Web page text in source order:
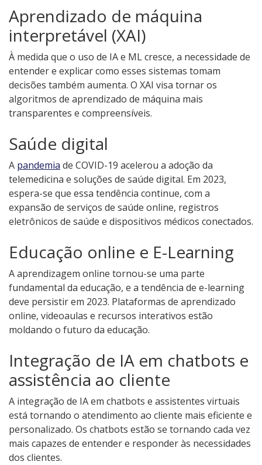
Aprendizado de máquina
interpretável (XAI)
À medida que o uso de IA e ML cresce, a necessidade de
entender e explicar como esses sistemas tomam
decisões também aumenta. O XAI visa tornar os
algoritmos de aprendizado de máquina mais
transparentes e compreensíveis.
Saúde digital
A pandemia de COVID-19 acelerou a adoção da
telemedicina e soluções de saúde digital. Em 2023,
espera-se que essa tendência continue, com a
expansão de serviços de saúde online, registros
eletrônicos de saúde e dispositivos médicos conectados.
Educação online e E-Learning
A aprendizagem online tornou-se uma parte
fundamental da educação, e a tendência de e-learning
deve persistir em 2023. Plataformas de aprendizado
online, videoaulas e recursos interativos estão
moldando o futuro da educação.
Integração de IA em chatbots e
assistência ao cliente
A integração de IA em chatbots e assistentes virtuais
está tornando o atendimento ao cliente mais eficiente e
personalizado. Os chatbots estão se tornando cada vez
mais capazes de entender e responder às necessidades
dos clientes.